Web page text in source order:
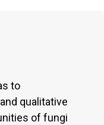
to
qualitative
of fungi